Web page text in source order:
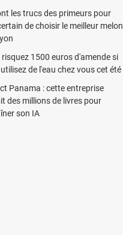
les trucs des primeurs pour
de choisir le meilleur melon
1500 euros d'amende si
de l'eau chez vous cet été
Panama : cette entreprise
des millions de livres pour
son IA